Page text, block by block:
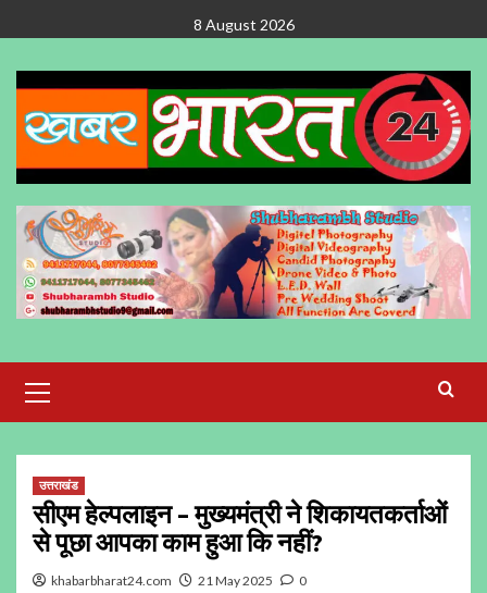
to
content
8 August 2026
Menu
उत्तराखंड
सीएम हेल्पलाइन – मुख्यमंत्री ने शिकायतकर्ताओं
से पूछा आपका काम हुआ कि नहीं?
khabarbharat24.com 21 May 2025 0